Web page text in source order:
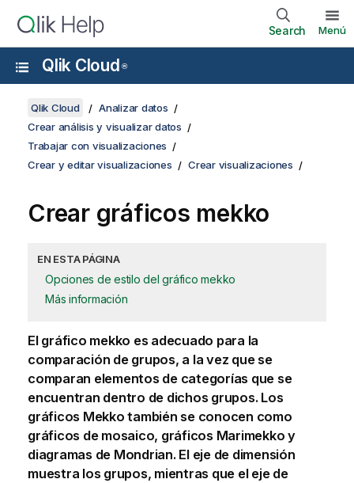
Search Menú
Qlik Cloud ®
Qlik Cloud
Analizar datos
Crear análisis y visualizar datos
Trabajar con visualizaciones
Crear y editar visualizaciones
Crear visualizaciones
Crear gráficos mekko
EN ESTA PÁGINA
Opciones de estilo del gráfico mekko
Más información
El gráfico mekko es adecuado para la
comparación de grupos, a la vez que se
comparan elementos de categorías que se
encuentran dentro de dichos grupos. Los
gráficos Mekko también se conocen como
gráficos de mosaico, gráficos Marimekko y
diagramas de Mondrian. El eje de dimensión
muestra los grupos, mientras que el eje de